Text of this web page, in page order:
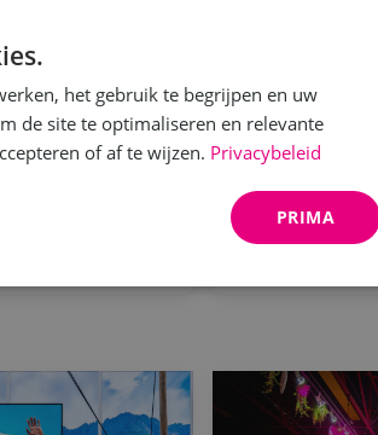
of collega
online!
Benieuwd wie
het gebruik te begrijpen en uw
de site te optimaliseren en relevante
of af te wijzen. Privacybeleid
PRIMA